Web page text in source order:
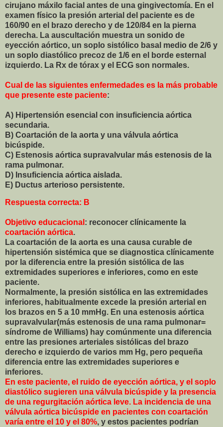
cirujano máxilo facial antes de una gingivectomía. En el
examen físico la presión arterial del paciente es de
160/90 en el brazo derecho y de 120/84 en la pierna
derecha. La auscultación muestra un sonido de
eyección aórtico, un soplo sistólico basal medio de 2/6 y
un soplo diastólico precoz de 1/6 en el borde esternal
izquierdo. La Rx de tórax y el ECG son normales.
Cual de las siguientes enfermedades es la más probable
que presente este paciente:
A) Hipertensión esencial con insuficiencia aórtica
secundaria.
B) Coartación de la aorta y una válvula aórtica
bicúspide.
C) Estenosis aórtica supravalvular más estenosis de la
rama pulmonar.
D) Insuficiencia aórtica aislada.
E) Ductus arterioso persistente.
Respuesta correcta: B
Objetivo educacional : reconocer clínicamente la
coartación aórtica.
La coartación de la aorta es una causa curable de
hipertensión sistémica que se diagnostica clínicamente
por la diferencia entre la presión sistólica de las
extremidades superiores e inferiores, como en este
paciente.
Normalmente, la presión sistólica en las extremidades
inferiores, habitualmente excede la presión arterial en
los brazos en 5 a 10 mmHg. En una estenosis aórtica
supravalvular(más estenosis de una rama pulmonar=
síndrome de Williams) hay comúnmente una diferencia
entre las presiones arteriales sistólicas del brazo
derecho e izquierdo de varios mm Hg, pero pequeña
diferencia entre las extremidades superiores e
inferiores.
En este paciente, el ruido de eyección aórtica, y el soplo
diastólico sugieren una válvula bicúspide y la presencia
de una regurgitación aórtica leve. La incidencia de una
válvula aórtica bicúspide en pacientes con coartación
varía entre el 10 y el 80%, y estos pacientes podrían